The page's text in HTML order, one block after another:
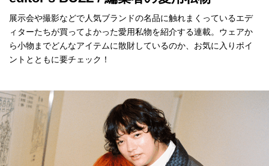
展示会や撮影などで人気ブランドの名品に触れまくっているエデ
ィターたちが買ってよかった愛用私物を紹介する連載。ウェアか
ら小物までどんなアイテムに散財しているのか、お気に入りポイ
ントとともに要チェック！